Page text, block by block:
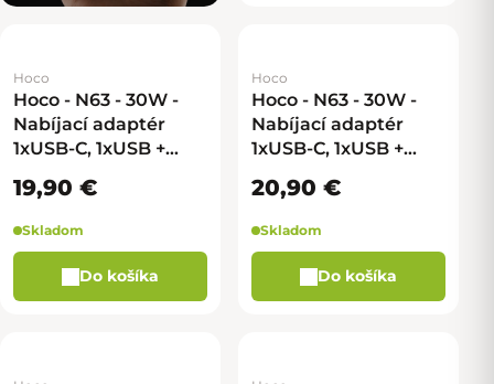
Hoco
Hoco - N63 - 30W -
Nabíjací adaptér
1xUSB-C, 1xUSB +
Type-C - Biela
19,90 €
Skladom
Do košíka
Hoco
Hoco - N63 - 30W -
Nabíjací adaptér
1xUSB-C, 1xUSB +
Lightning - Biela
20,90 €
Skladom
Do košíka